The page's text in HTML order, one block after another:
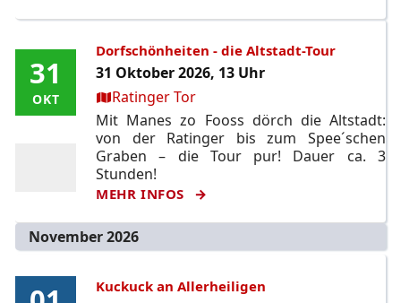
31
OKT
31
OKT
Dorfschönheiten - die Altstadt-Tour
31 Oktober 2026, 13 Uhr
Ort:Ratinger Tor
Mit Manes zo Fooss dörch die Altstadt:
von der Ratinger bis zum Spee´schen
Graben – die Tour pur! Dauer ca. 3
Stunden!
MEHR INFOS
November 2026
Kuckuck an Allerheiligen